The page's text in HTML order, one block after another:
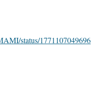
status/1771107049696